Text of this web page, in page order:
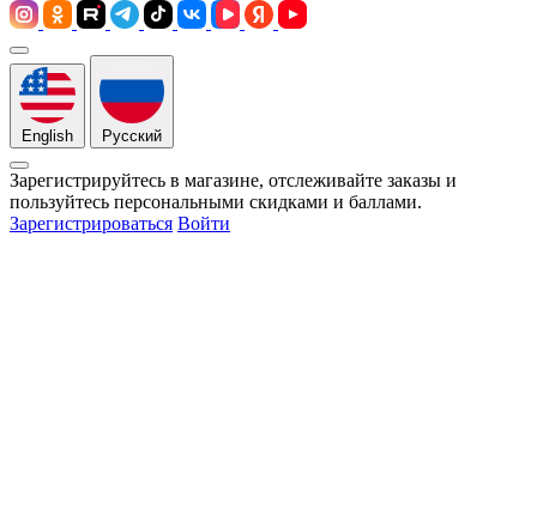
English Русский
Зарегистрируйтесь в магазине, отслеживайте заказы и
пользуйтесь персональными скидками и баллами.
Зарегистрироваться Войти